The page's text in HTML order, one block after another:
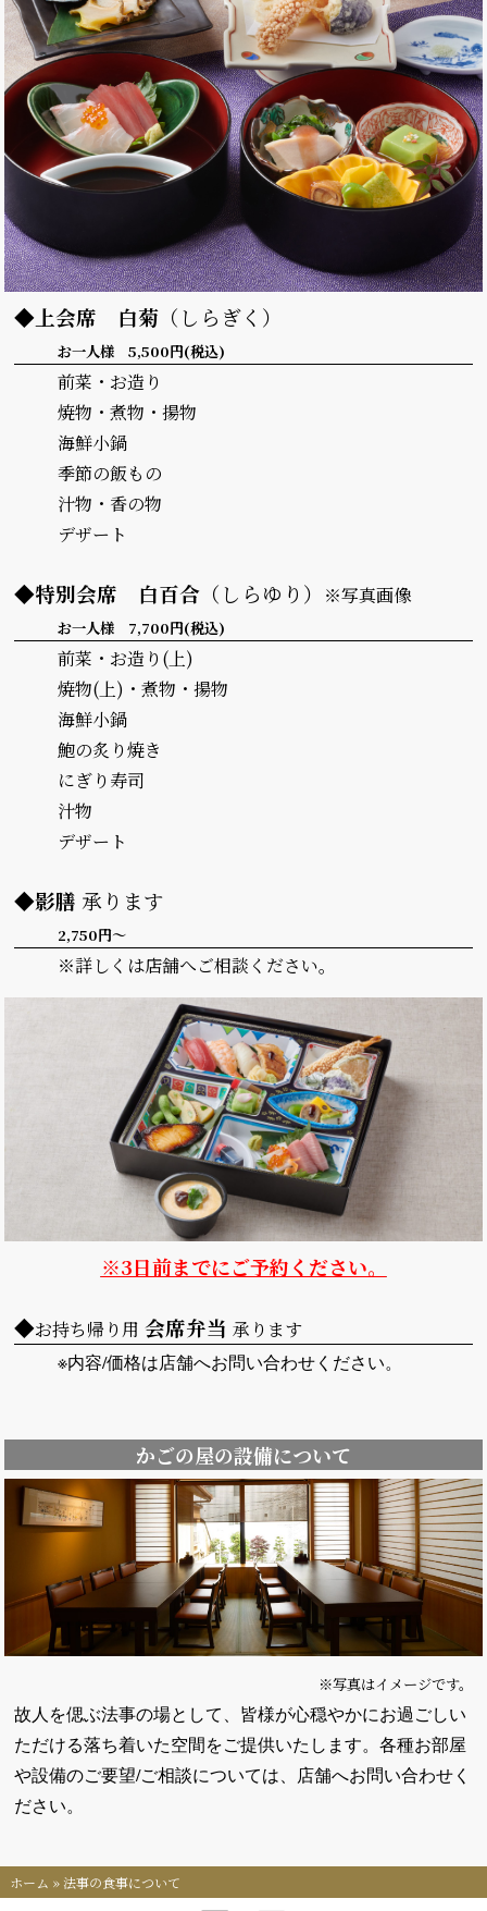
◆上会席 白菊 （しらぎく）
お一人様 5,500円(税込)
前菜・お造り
焼物・煮物・揚物
海鮮小鍋
季節の飯もの
汁物・香の物
デザート
◆特別会席 白百合 （しらゆり） ※写真画像
お一人様 7,700円(税込)
前菜・お造り(上)
焼物(上)・煮物・揚物
海鮮小鍋
鮑の炙り焼き
にぎり寿司
汁物
デザート
◆影膳 承ります
2,750円～
※詳しくは店舗へご相談ください。
※3日前までにご予約ください。
◆お持ち帰り用 会席弁当 承ります
※内容/価格は店舗へお問い合わせください。
かごの屋の設備について
※写真はイメージです。
故人を偲ぶ法事の場として、皆様が心穏やかにお過ごしい
ただける落ち着いた空間をご提供いたします。各種お部屋
や設備のご要望/ご相談については、店舗へお問い合わせく
ださい。
ホーム » 法事の食事について